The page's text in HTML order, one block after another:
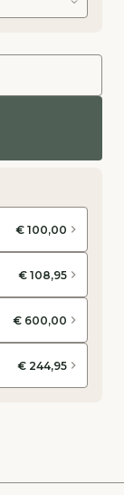
€ 100,00
€ 108,95
€ 600,00
€ 244,95